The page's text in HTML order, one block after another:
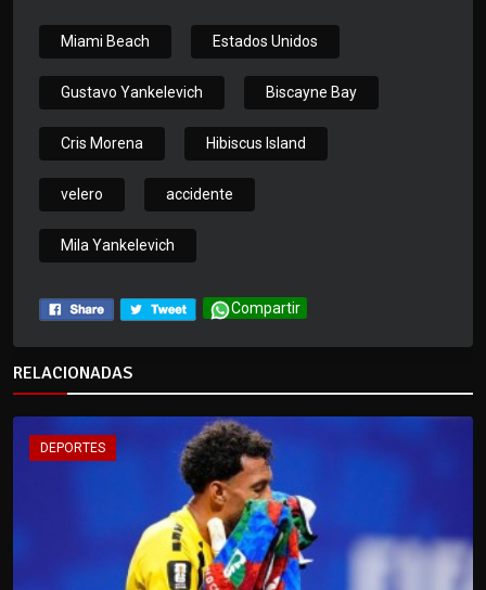
Miami Beach Estados Unidos
Gustavo Yankelevich Biscayne Bay
Cris Morena Hibiscus Island
velero accidente
Mila Yankelevich
Compartir
RELACIONADAS
DEPORTES